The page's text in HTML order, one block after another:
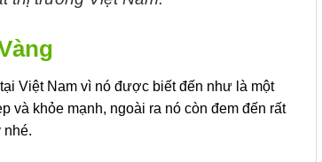
Việt Nam vì nó được biết đến như là một
và khỏe mạnh, ngoài ra nó còn đem đến rất
nhé.